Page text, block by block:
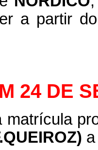
a partir
24 DE
matrícula